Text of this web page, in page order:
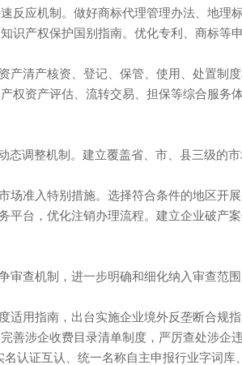
速反应机制。做好商标代理管理办法、地
识产权保护国别指南。优化专利、商标等
体资产清产核资、登记、保管、使用、处置
权资产评估、流转交易、担保等综合服务
机制。建立覆盖省、市、县三级
特别措施。选择符合条件的地区开
务平台，优化注销办理流程。建立企业破
查机制，进一步明确和细化纳入审查范
适用指南，出台实施企业境外反垄断合规
完善涉企收费目录清单制度，严厉查处涉企
认证互认、统一名称自主申报行业字词